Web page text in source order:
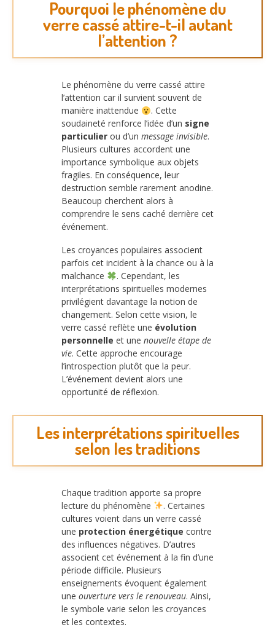
Pourquoi le phénomène du
verre cassé attire-t-il autant
l’attention ?
Le phénomène du verre cassé attire
l’attention car il survient souvent de
manière inattendue
. Cette
soudaineté renforce l’idée d’un signe
particulier ou d’un message invisible.
Plusieurs cultures accordent une
importance symbolique aux objets
fragiles. En conséquence, leur
destruction semble rarement anodine.
Beaucoup cherchent alors à
comprendre le sens caché derrière cet
événement.
Les croyances populaires associent
parfois cet incident à la chance ou à la
malchance
. Cependant, les
interprétations spirituelles modernes
privilégient davantage la notion de
changement. Selon cette vision, le
verre cassé reflète une évolution
personnelle et une nouvelle étape de
vie. Cette approche encourage
l’introspection plutôt que la peur.
L’événement devient alors une
opportunité de réflexion.
Les interprétations spirituelles
selon les traditions
Chaque tradition apporte sa propre
lecture du phénomène
. Certaines
cultures voient dans un verre cassé
une protection énergétique contre
des influences négatives. D’autres
associent cet événement à la fin d’une
période difficile. Plusieurs
enseignements évoquent également
une ouverture vers le renouveau. Ainsi,
le symbole varie selon les croyances
et les contextes.